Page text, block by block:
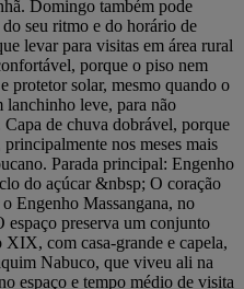
Domingo também pode
seu ritmo e do horário de
levar para visitas em área rural
porque o piso nem
protetor solar, mesmo quando o
lanchinho leve, para não
Capa de chuva dobrável, porque
nos meses mais
Parada principal: Engenho
do açúcar &nbsp; O coração
Engenho Massangana, no
preserva um conjunto
com casa-grande e capela,
Nabuco, que viveu ali na
espaço e tempo médio de visita